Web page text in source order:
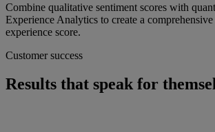
Combine qualitative sentiment scores with
Experience Analytics to create a
experience score.
Customer success
Results that speak for